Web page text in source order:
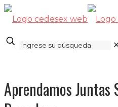
Aprendamos Juntas